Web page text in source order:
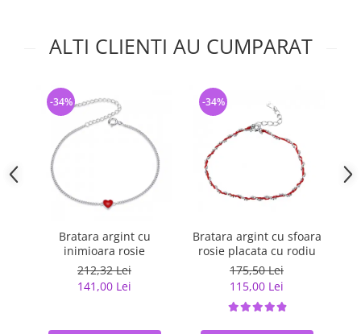
ALTI CLIENTI AU CUMPARAT
Bratara argint cu
inimioara rosie
212,32 Lei
141,00 Lei
-34%
Bratara argint cu sfoara
rosie placata cu rodiu
175,50 Lei
115,00 Lei
-34%